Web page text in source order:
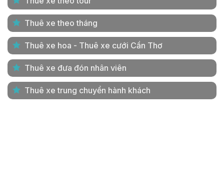
Thuê xe theo tháng
Thuê xe hoa - Thuê xe cưới Cần Thơ
Thuê xe đưa đón nhân viên
Thuê xe trung chuyển hành khách